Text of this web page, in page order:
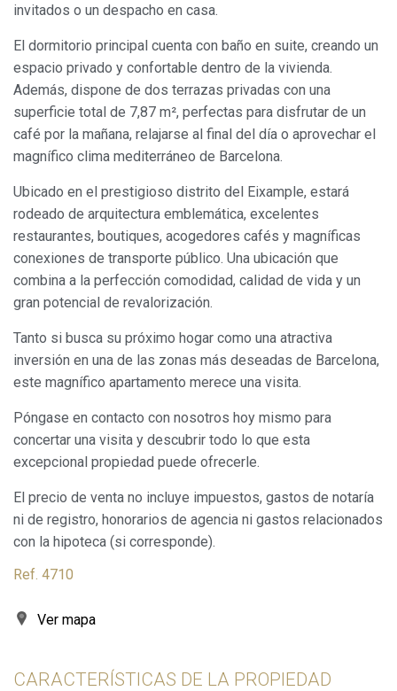
invitados o un despacho en casa.
El dormitorio principal cuenta con baño en suite, creando un
espacio privado y confortable dentro de la vivienda.
Además, dispone de dos terrazas privadas con una
superficie total de 7,87 m², perfectas para disfrutar de un
café por la mañana, relajarse al final del día o aprovechar el
magnífico clima mediterráneo de Barcelona.
Ubicado en el prestigioso distrito del Eixample, estará
rodeado de arquitectura emblemática, excelentes
restaurantes, boutiques, acogedores cafés y magníficas
conexiones de transporte público. Una ubicación que
combina a la perfección comodidad, calidad de vida y un
gran potencial de revalorización.
Tanto si busca su próximo hogar como una atractiva
inversión en una de las zonas más deseadas de Barcelona,
este magnífico apartamento merece una visita.
Póngase en contacto con nosotros hoy mismo para
concertar una visita y descubrir todo lo que esta
excepcional propiedad puede ofrecerle.
El precio de venta no incluye impuestos, gastos de notaría
ni de registro, honorarios de agencia ni gastos relacionados
con la hipoteca (si corresponde).
Ref. 4710
Ver mapa
CARACTERÍSTICAS DE LA PROPIEDAD
Modificar cookies
Este sitio web utiliza Cookies propias para recopilar
información con la finalidad de mejorar nuestros servicios.
Si continua navegando, supone la aceptación de la
instalación de las mismas. El usuario tiene la posibilidad
impedir que sean instaladas en su disco duro, aunque
Permiten realizar el seguimiento y análisis del